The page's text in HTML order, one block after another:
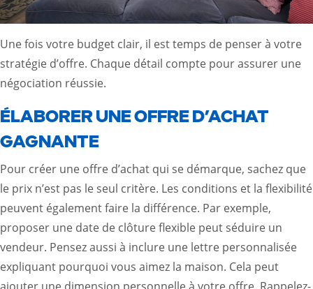
Une fois votre budget clair, il est temps de penser à votre
stratégie d’offre. Chaque détail compte pour assurer une
négociation réussie.
ÉLABORER UNE OFFRE D’ACHAT
GAGNANTE
Pour créer une offre d’achat qui se démarque, sachez que
le prix n’est pas le seul critère. Les conditions et la flexibilité
peuvent également faire la différence. Par exemple,
proposer une date de clôture flexible peut séduire un
vendeur. Pensez aussi à inclure une lettre personnalisée
expliquant pourquoi vous aimez la maison. Cela peut